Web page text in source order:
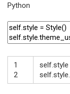
Python
1
2
self.style
self.style.